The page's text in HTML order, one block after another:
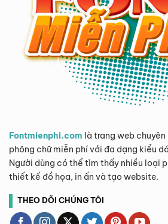
Fontmienphi.com là trang web
phông chữ miễn phí với đa dạng kiểu
Người dùng có thể tìm thấy nhiều loại
thiết kế đồ họa, in ấn và tạo website.
THEO DÕI CHÚNG TÔI